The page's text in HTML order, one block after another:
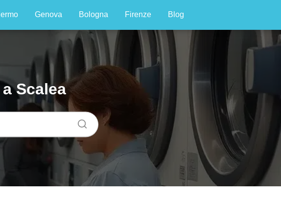
Genova Bologna Firenze Blog
Scalea